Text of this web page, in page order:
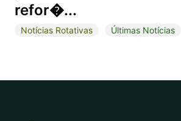
refor�...
Notícias Rotativas Últimas Notícias